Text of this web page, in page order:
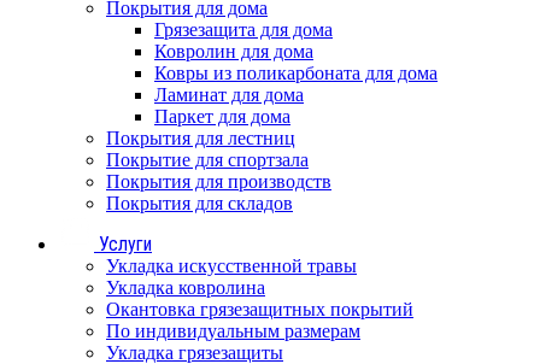
Покрытия для дома
Грязезащита для дома
Ковролин для дома
Ковры из поликарбоната для дома
Ламинат для дома
Паркет для дома
Покрытия для лестниц
Покрытие для спортзала
Покрытия для производств
Покрытия для складов
Услуги
Укладка искусственной травы
Укладка ковролина
Окантовка грязезащитных покрытий
По индивидуальным размерам
Укладка грязезащиты